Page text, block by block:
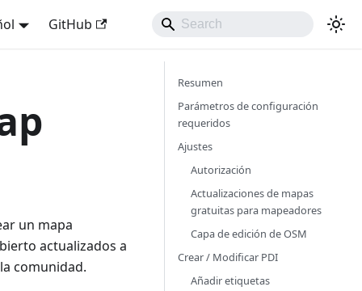
GitHub
un mapa
actualizados a
comunidad.
Resumen
Parámetros de configuración
requeridos
Ajustes
Autorización
Actualizaciones de mapas
gratuitas para mapeadores
Capa de edición de OSM
Crear / Modificar PDI
Añadir etiquetas